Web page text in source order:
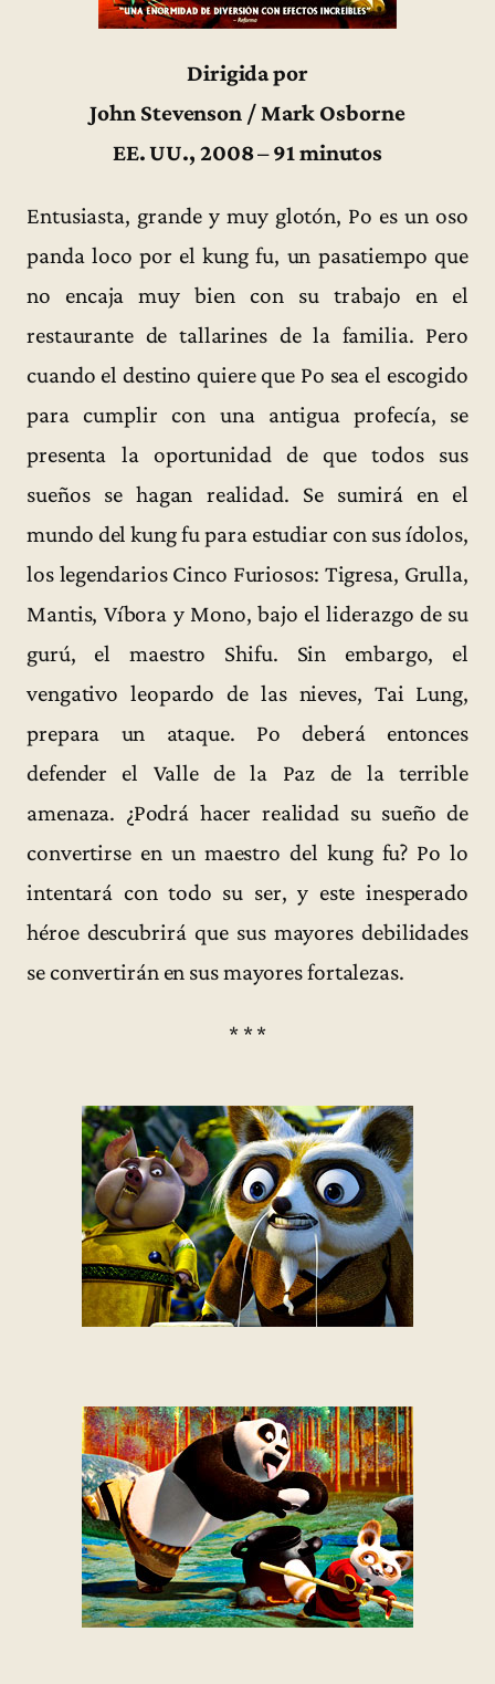
Dirigida por
John Stevenson / Mark Osborne
EE. UU., 2008 – 91 minutos
Entusiasta, grande y muy glotón, Po es un oso
panda loco por el kung fu, un pasatiempo que
no encaja muy bien con su trabajo en el
restaurante de tallarines de la familia. Pero
cuando el destino quiere que Po sea el escogido
para cumplir con una antigua profecía, se
presenta la oportunidad de que todos sus
sueños se hagan realidad. Se sumirá en el
mundo del kung fu para estudiar con sus ídolos,
los legendarios Cinco Furiosos: Tigresa, Grulla,
Mantis, Víbora y Mono, bajo el liderazgo de su
gurú, el maestro Shifu. Sin embargo, el
vengativo leopardo de las nieves, Tai Lung,
prepara un ataque. Po deberá entonces
defender el Valle de la Paz de la terrible
amenaza. ¿Podrá hacer realidad su sueño de
convertirse en un maestro del kung fu? Po lo
intentará con todo su ser, y este inesperado
héroe descubrirá que sus mayores debilidades
se convertirán en sus mayores fortalezas.
* * *